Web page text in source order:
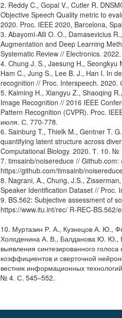
2. Reddy C., Gopal V., Cutler R.
Objective Speech Quality metric to
2020. Proc. IEEE 2020, Barcelona,
3. Abayomi-Alli O. O., Damasevicius
Augmentation and Deep Learning
Systematic Review // Electronics.
4. Chung J. S., Jaesung H., Seongkyu
Ham C., Jung S., Lee B. J., Han I. In
recognition // Proc. Interspeech. 2020.
5. Kaiming H., Xiangyu Z., Shaoqing
Image Recognition // 2016 IEEE
Pattern Recognition (CVPR). Proc.
июля. С. 770-778.
6. Sainburg T., Thielk M., Gentner T.
quantifying latent structure across
Computational Biology. 2020. Т. 10. №
7. timsainb/noisereduce // Github.com:
https://github.com/timsainb/
8. Nagrani, A., Chung, J.S.,
Speaker Identification Dataset // Proc.
9. BS.562: Subjective assessment of
https://www.itu.int/rec/ R-REC-
10. Муртазин Р. А., Кузнецов А. Ю.,
Холоденина А. В., Балданова Ю. Ю.,
выявления синтезированного
коэффициентов и сверточной
вестник информационных
№ 4. С. 545–552.